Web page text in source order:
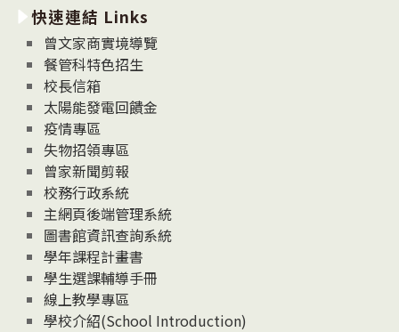
消
息
News
快速連結 Links
曾文家商實境導覽
餐管科特色招生
校長信箱
太陽能發電回饋金
疫情專區
失物招領專區
曾家新聞剪報
校務行政系統
主網頁後端管理系統
圖書館資訊查詢系統
學年課程計畫書
學生選課輔導手冊
線上教學專區
學校介紹(School Introduction)